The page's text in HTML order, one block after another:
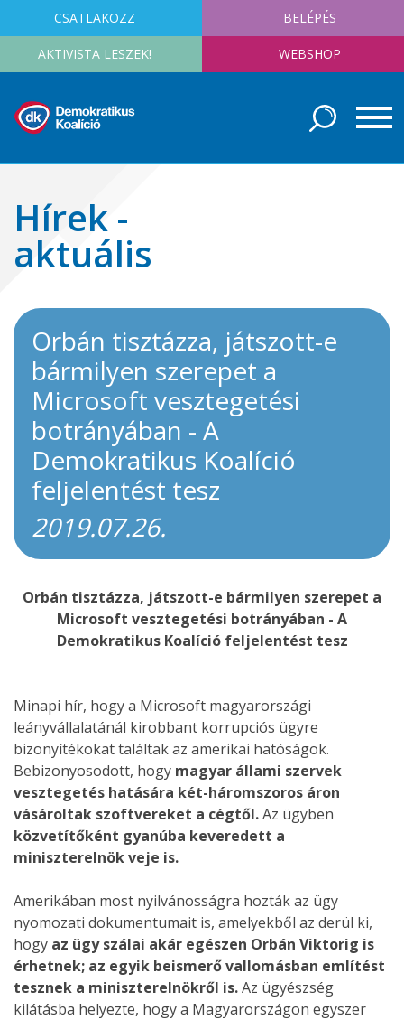
CSATLAKOZZ BELÉPÉS
AKTIVISTA LESZEK! WEBSHOP
Hírek -
aktuális
Orbán tisztázza, játszott-e
bármilyen szerepet a
Microsoft vesztegetési
botrányában - A
Demokratikus Koalíció
feljelentést tesz
2019.07.26.
Orbán tisztázza, játszott-e bármilyen szerepet a
Microsoft vesztegetési botrányában - A
Demokratikus Koalíció feljelentést tesz
Minapi hír, hogy a Microsoft magyarországi
leányvállalatánál kirobbant korrupciós ügyre
bizonyítékokat találtak az amerikai hatóságok.
Bebizonyosodott, hogy magyar állami szervek
vesztegetés hatására két-háromszoros áron
vásároltak szoftvereket a cégtől.Az ügyben
közvetítőként gyanúba keveredett a
miniszterelnök veje is.
Amerikában most nyilvánosságra hozták az ügy
nyomozati dokumentumait is, amelyekből az derül ki,
hogy az ügy szálai akár egészen Orbán Viktorig is
érhetnek; az egyik beismerő vallomásban említést
tesznek a miniszterelnökről is.Az ügyészség
kilátásba helyezte, hogy a Magyarországon egyszer